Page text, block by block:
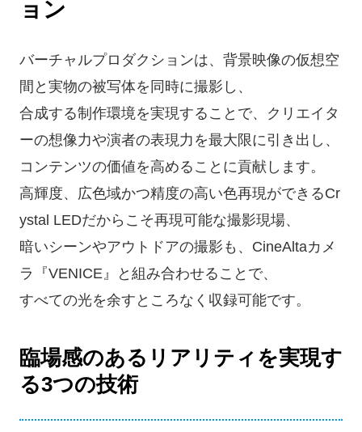
ョン
バーチャルプロダクションは、背景映像の仮想空
間と実物の被写体を同時に撮影し、
合成する制作環境を実現することで、クリエイタ
ーの想像力や演者の表現力を最大限に引き出し、
コンテンツの価値を高めることに貢献します。
高輝度、広色域かつ精度の高い色再現ができるCr
ystal LEDだからこそ再現可能な撮影現場、
暗いシーンやアウトドアの撮影も、CineAltaカメ
ラ『VENICE』と組み合わせることで、
すべての光を余すところなく収録可能です。
臨場感のあるリアリティを実現す
る3つの技術